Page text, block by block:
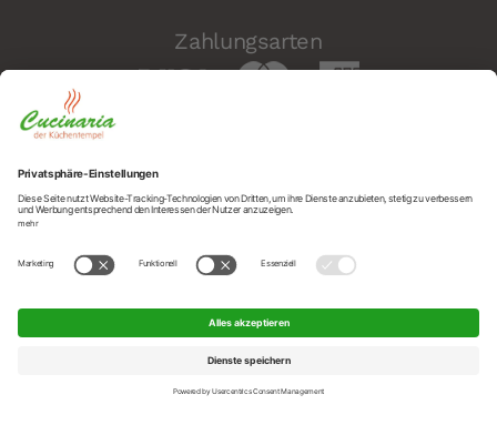
Zahlungsarten
Sicherheit
Social